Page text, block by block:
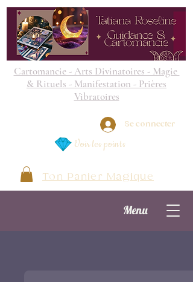
Cartomancie - Arts Divinatoires - Magie
& Rituels - Manifestation - Prières
Vibratoires
Menu
Ton Panier Magique
Se connecter
Voir les points